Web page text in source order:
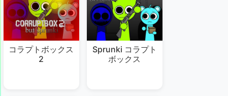
コラプトボックス
2
Sprunki コラプト
ボックス